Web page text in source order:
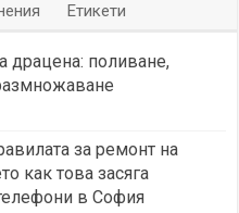
Етикети
драцена: поливане,
за ремонт на
как това засяга
в София